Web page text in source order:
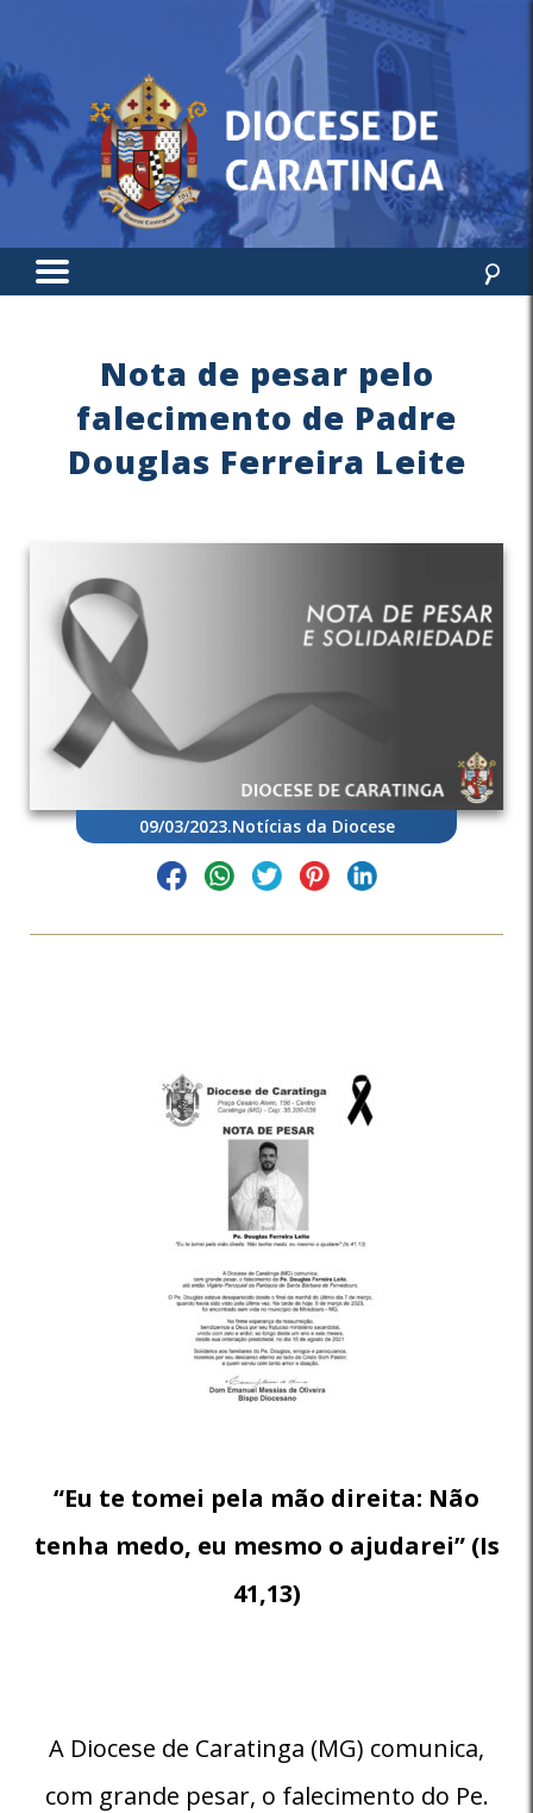
Nota de pesar pelo
falecimento de Padre
Douglas Ferreira Leite
09/03/2023.Notícias da Diocese
“Eu te tomei pela mão direita: Não
tenha medo, eu mesmo o ajudarei” (Is
41,13)
A Diocese de Caratinga (MG) comunica,
com grande pesar, o falecimento do Pe.